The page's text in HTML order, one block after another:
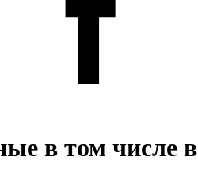
в том числе в